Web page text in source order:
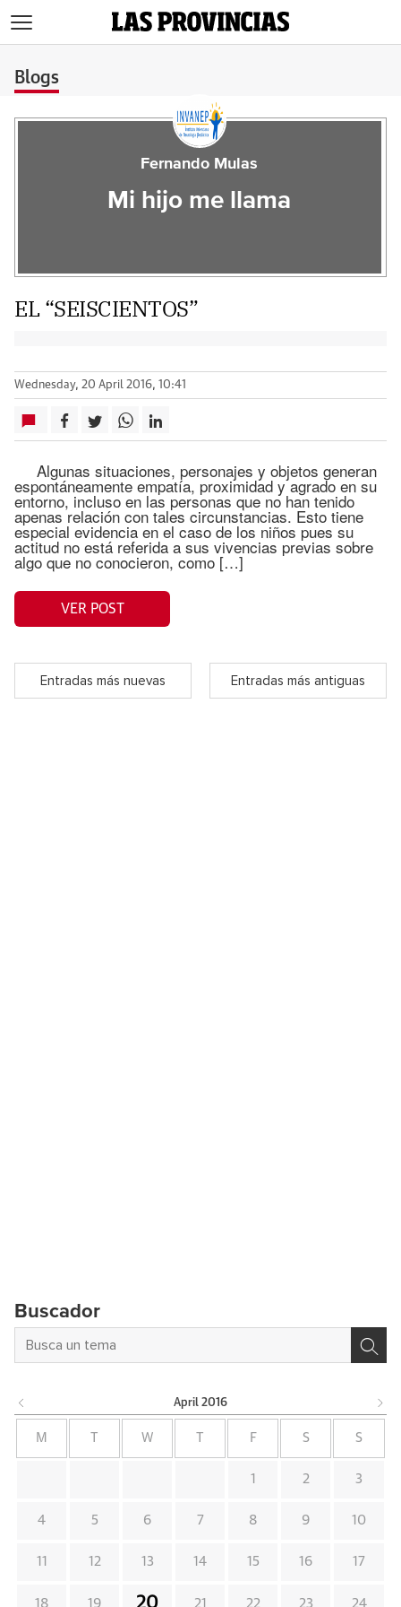
Blogs
Fernando Mulas
Mi hijo me llama
EL “SEISCIENTOS”
Wednesday, 20 April 2016, 10:41
Algunas situaciones, personajes y objetos generan
espontáneamente empatía, proximidad y agrado en su
entorno, incluso en las personas que no han tenido
apenas relación con tales circunstancias. Esto tiene
especial evidencia en el caso de los niños pues su
actitud no está referida a sus vivencias previas sobre
algo que no conocieron, como […]
VER POST
Entradas más nuevas Entradas más antiguas
Buscador
April 2016
M W F S S
1 2 3
4 5 6 7 8 9 10
11 12 13 14 15 16 17
18 19 20 21 22 23 24